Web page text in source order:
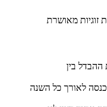
בין
לאורך כל השנה